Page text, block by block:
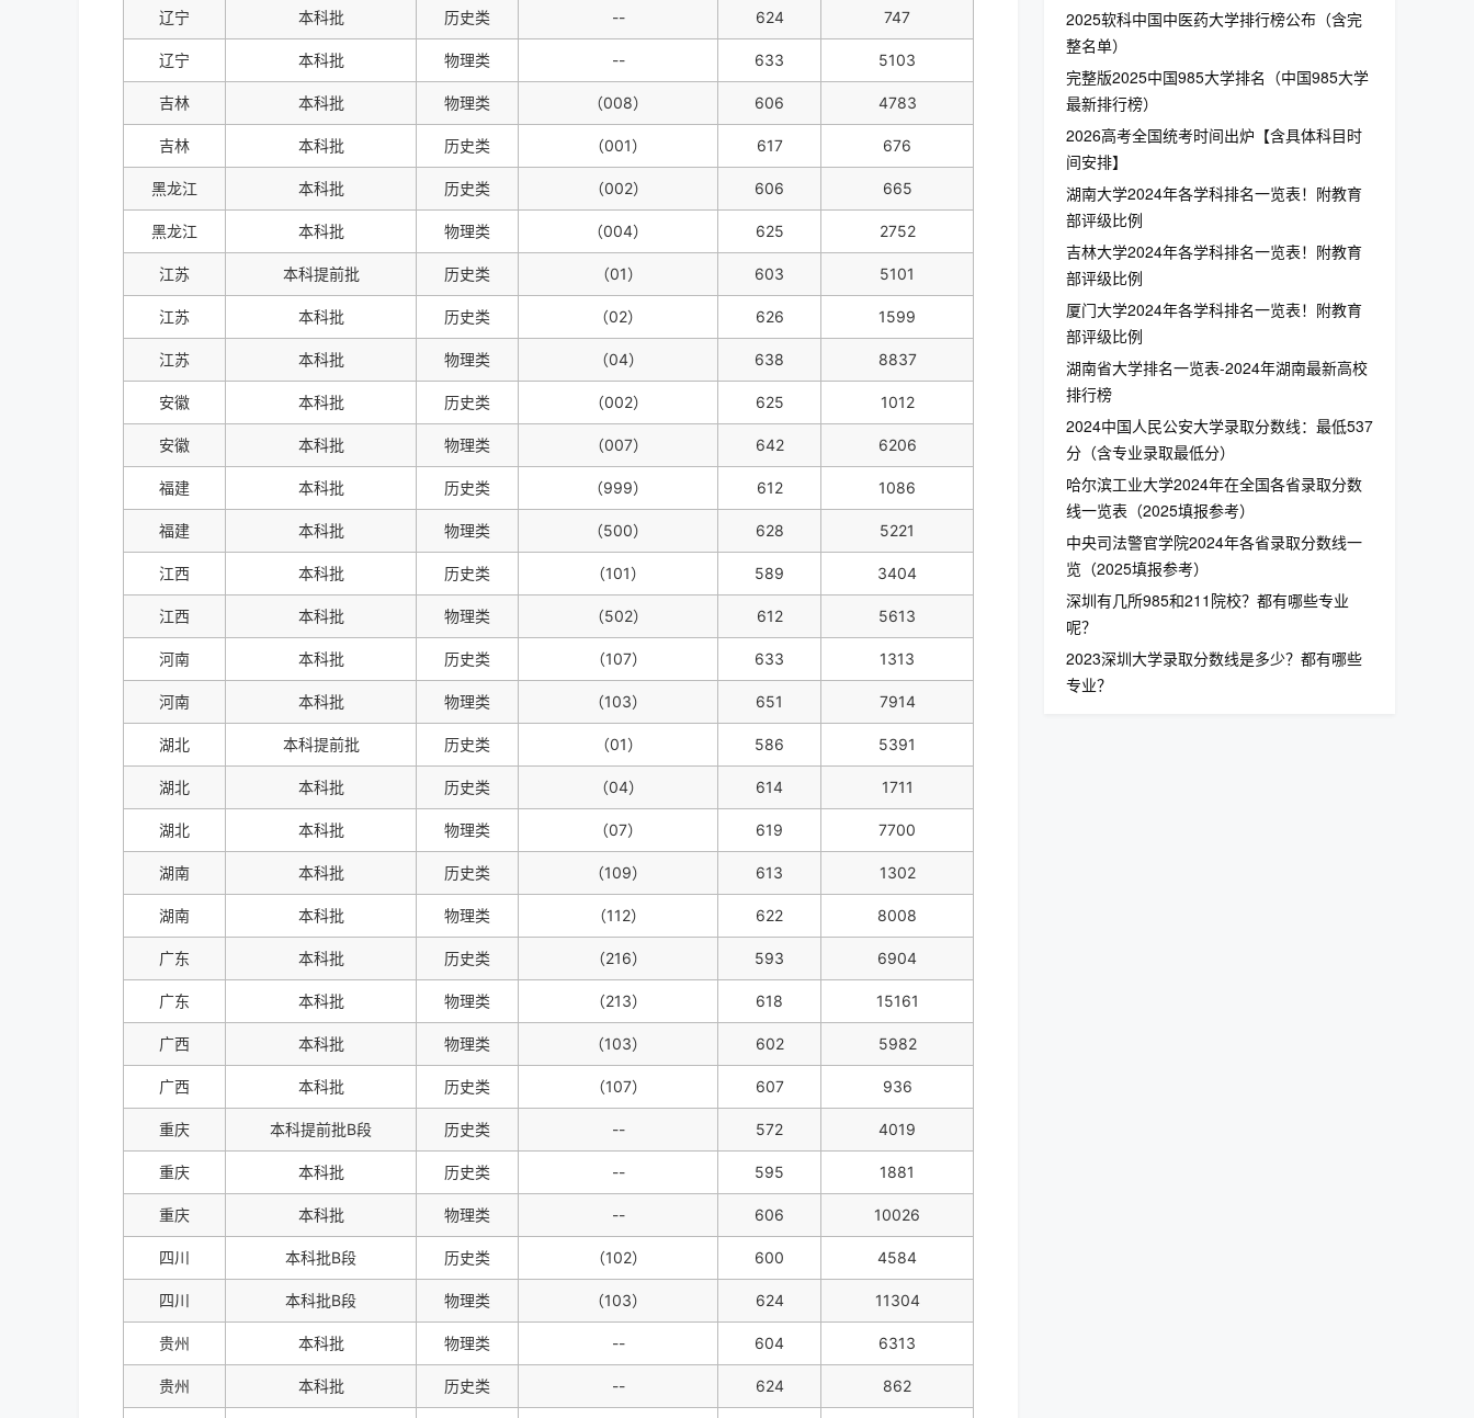
辽宁 本科批 历史类 -- 624 747
辽宁 本科批 物理类 -- 633 5103
吉林 本科批 物理类 （008） 606 4783
吉林 本科批 历史类 （001） 617 676
黑龙江 本科批 历史类 （002） 606 665
黑龙江 本科批 物理类 （004） 625 2752
江苏 本科提前批 历史类 （01） 603 5101
江苏 本科批 历史类 （02） 626 1599
江苏 本科批 物理类 （04） 638 8837
安徽 本科批 历史类 （002） 625 1012
安徽 本科批 物理类 （007） 642 6206
福建 本科批 历史类 （999） 612 1086
福建 本科批 物理类 （500） 628 5221
江西 本科批 历史类 （101） 589 3404
江西 本科批 物理类 （502） 612 5613
河南 本科批 历史类 （107） 633 1313
河南 本科批 物理类 （103） 651 7914
湖北 本科提前批 历史类 （01） 586 5391
湖北 本科批 历史类 （04） 614 1711
湖北 本科批 物理类 （07） 619 7700
湖南 本科批 历史类 （109） 613 1302
湖南 本科批 物理类 （112） 622 8008
广东 本科批 历史类 （216） 593 6904
广东 本科批 物理类 （213） 618 15161
广西 本科批 物理类 （103） 602 5982
广西 本科批 历史类 （107） 607 936
重庆 本科提前批B段 历史类 -- 572 4019
重庆 本科批 历史类 -- 595 1881
重庆 本科批 物理类 -- 606 10026
四川 本科批B段 历史类 （102） 600 4584
四川 本科批B段 物理类 （103） 624 11304
贵州 本科批 物理类 -- 604 6313
贵州 本科批 历史类 -- 624 862
2025软科中国中医药大学排行榜公布（含完
整名单）
完整版2025中国985大学排名（中国985大学
最新排行榜）
2026高考全国统考时间出炉【含具体科目时
间安排】
湖南大学2024年各学科排名一览表！附教育
部评级比例
吉林大学2024年各学科排名一览表！附教育
部评级比例
厦门大学2024年各学科排名一览表！附教育
部评级比例
湖南省大学排名一览表-2024年湖南最新高校
排行榜
2024中国人民公安大学录取分数线：最低537
分（含专业录取最低分）
哈尔滨工业大学2024年在全国各省录取分数
线一览表（2025填报参考）
中央司法警官学院2024年各省录取分数线一
览（2025填报参考）
深圳有几所985和211院校？都有哪些专业
呢？
2023深圳大学录取分数线是多少？都有哪些
专业？